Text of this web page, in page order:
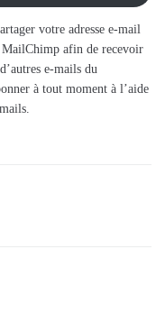
votre adresse e-mail
afin de recevoir
e-mails du
à tout moment à l’aide